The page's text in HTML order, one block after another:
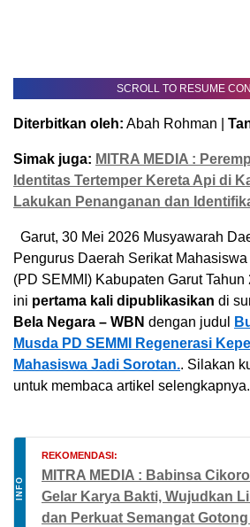
SCROLL TO RESUME
Diterbitkan oleh: Abah Rohman |
Simak juga: MITRA MEDIA :
Identitas Tertemper Kereta Api di
Lakukan Penanganan dan
Garut, 30 Mei 2026 Musyawarah
Pengurus Daerah Serikat
(PD SEMMI) Kabupaten Garut
ini pertama kali dipublikasikan di
Bela Negara – WBN dengan judul
Musda PD SEMMI Regenerasi
Mahasiswa Jadi Sorotan.. Silakan
untuk membaca artikel selengkapnya.
INFO
REKOMENDASI:
MITRA MEDIA : Babinsa
Gelar Karya Bakti, Wujudkan
dan Perkuat Semangat